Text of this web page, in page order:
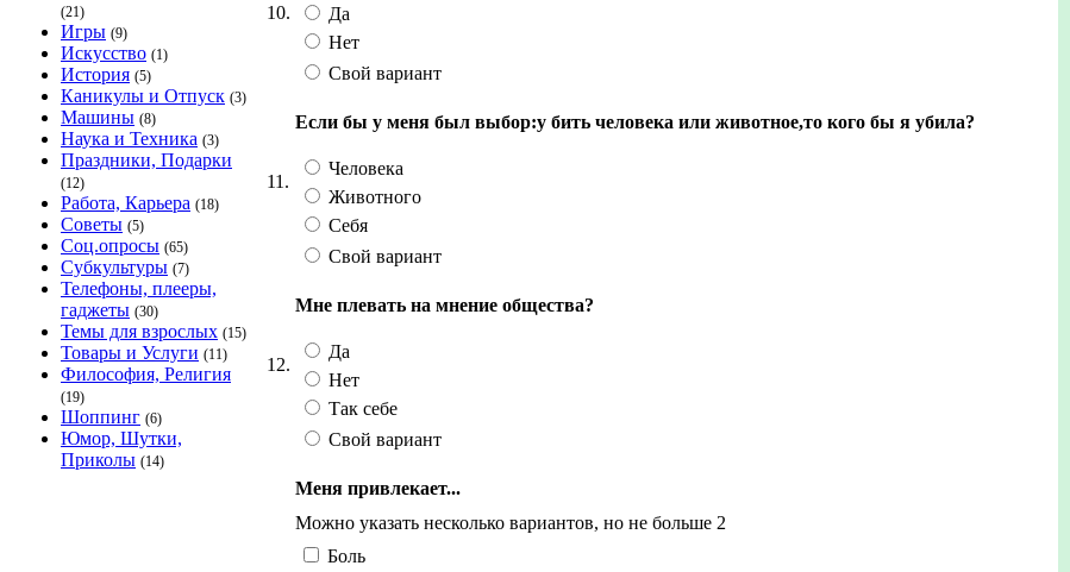
(21)
Игры (9)
Искусство (1)
История (5)
Каникулы и Отпуск (3)
Машины (8)
Наука и Техника (3)
Праздники, Подарки
(12)
Работа, Карьера (18)
Советы (5)
Соц.опросы (65)
Субкультуры (7)
Телефоны, плееры,
гаджеты (30)
Темы для взрослых (15)
Товары и Услуги (11)
Философия, Религия
(19)
Шоппинг (6)
Юмор, Шутки,
Приколы (14)
10.
Да
Нет
Свой вариант
11.
Если бы у меня был выбор:у бить человека или животное,то кого бы я убила?
Человека
Животного
Себя
Свой вариант
12.
Мне плевать на мнение общества?
Да
Нет
Так себе
Свой вариант
Меня привлекает...
Можно указать несколько вариантов, но не больше 2
Боль